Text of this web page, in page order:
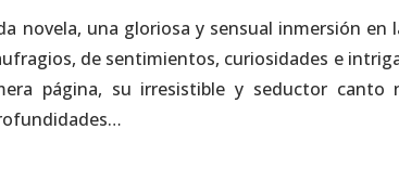
novela, una gloriosa y sensual inmersión
de sentimientos, curiosidades e
página, su irresistible y seductor canto